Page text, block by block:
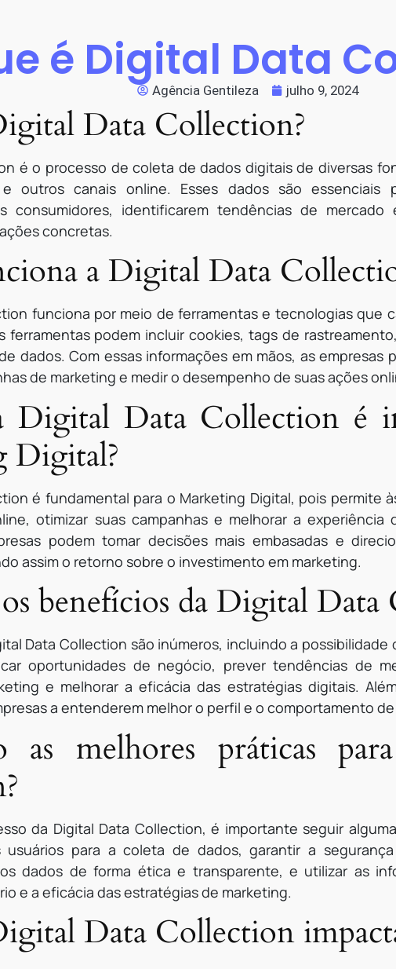
é Digital Data
Agência Gentileza julho 9, 2024
Data Collection?
é o processo de coleta de dados digitais de diversas
outros canais online. Esses dados são essenciais
consumidores, identificarem tendências de
concretas.
a Digital Data
funciona por meio de ferramentas e tecnologias que
ferramentas podem incluir cookies, tags de
dados. Com essas informações em mãos, as empresas
de marketing e medir o desempenho de suas ações
Digital Data Collection é
Digital?
é fundamental para o Marketing Digital, pois permite
otimizar suas campanhas e melhorar a
podem tomar decisões mais embasadas e
assim o retorno sobre o investimento em marketing.
benefícios da Digital Data
Data Collection são inúmeros, incluindo a
oportunidades de negócio, prever tendências de
e melhorar a eficácia das estratégias digitais.
a entenderem melhor o perfil e o comportamento
as melhores práticas
da Digital Data Collection, é importante seguir
usuários para a coleta de dados, garantir a
dados de forma ética e transparente, e utilizar as
e a eficácia das estratégias de marketing.
Data Collection